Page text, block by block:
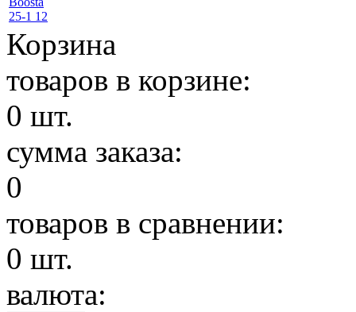
Корзина
товаров в корзине:
0 шт.
сумма заказа:
0
товаров в сравнении:
0 шт.
валюта: